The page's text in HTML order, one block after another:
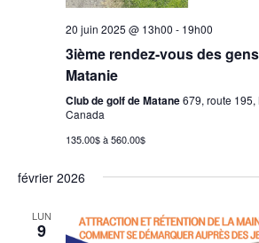
20 juin 2025 @ 13h00 - 19h00
3ième rendez-vous des
Matanie
Club de golf de Matane679, route 195,
Canada
135.00$ à 560.00$
février 2026
LUN
9